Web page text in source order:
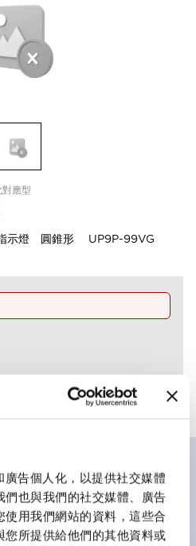
告個人化，以提供社交媒體
也與我們的社交媒體、廣告
用我們網站的資料，這些合
所提供給他們的其他資料或
應型
示燈 圓錐形 UP9P-99VG
、綠（G）、黃（Y）、琥珀